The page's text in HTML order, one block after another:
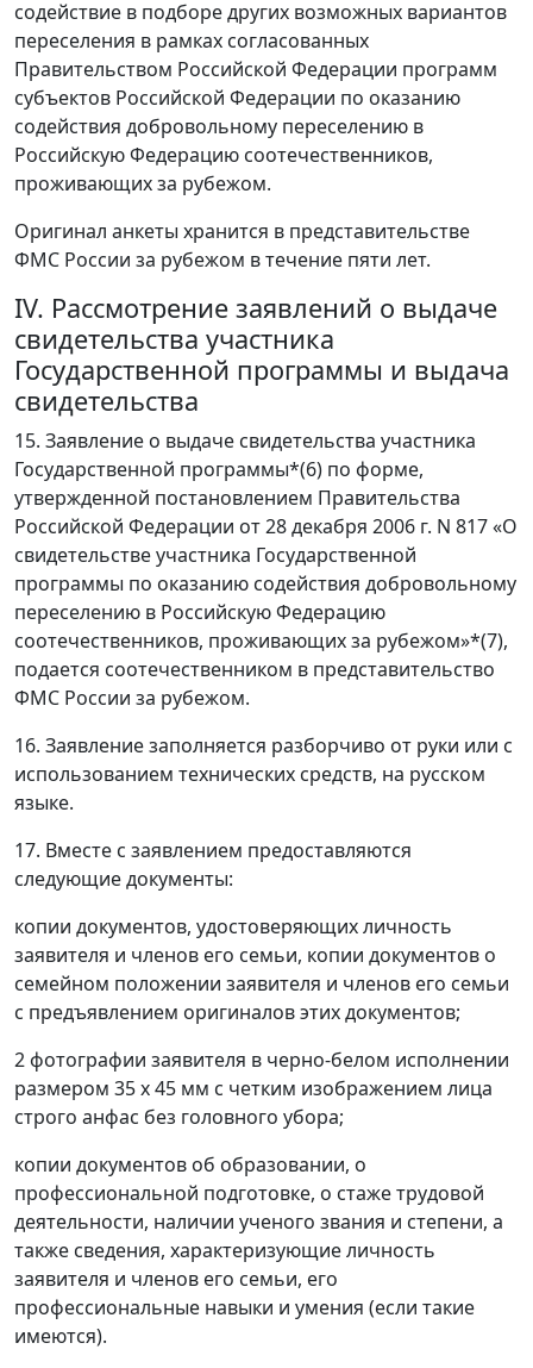
содействие в подборе других возможных вариантов
переселения в рамках согласованных
Правительством Российской Федерации программ
субъектов Российской Федерации по оказанию
содействия добровольному переселению в
Российскую Федерацию соотечественников,
проживающих за рубежом.
Оригинал анкеты хранится в представительстве
ФМС России за рубежом в течение пяти лет.
IV. Рассмотрение заявлений о выдаче
свидетельства участника
Государственной программы и выдача
свидетельства
15. Заявление о выдаче свидетельства участника
Государственной программы*(6) по форме,
утвержденной постановлением Правительства
Российской Федерации от 28 декабря 2006 г. N 817 «О
свидетельстве участника Государственной
программы по оказанию содействия добровольному
переселению в Российскую Федерацию
соотечественников, проживающих за рубежом»*(7),
подается соотечественником в представительство
ФМС России за рубежом.
16. Заявление заполняется разборчиво от руки или с
использованием технических средств, на русском
языке.
17. Вместе с заявлением предоставляются
следующие документы:
копии документов, удостоверяющих личность
заявителя и членов его семьи, копии документов о
семейном положении заявителя и членов его семьи
с предъявлением оригиналов этих документов;
2 фотографии заявителя в черно-белом исполнении
размером 35 х 45 мм с четким изображением лица
строго анфас без головного убора;
копии документов об образовании, о
профессиональной подготовке, о стаже трудовой
деятельности, наличии ученого звания и степени, а
также сведения, характеризующие личность
заявителя и членов его семьи, его
профессиональные навыки и умения (если такие
имеются).